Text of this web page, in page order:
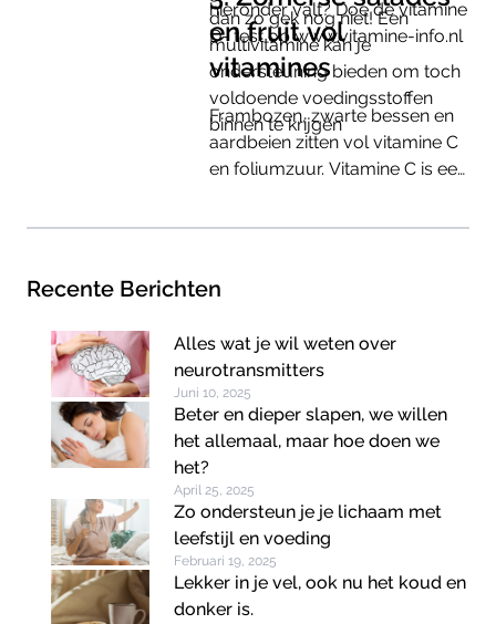
hieronder valt? Doe de vitamine
D- test op www.vitamine-info.nl
dan zo gek nog niet! Een
multivitamine kan je
ondersteuning bieden om toch
voldoende voedingsstoffen
binnen te krijgen
en fruit vol
vitamines
Frambozen, zwarte bessen en
aardbeien zitten vol vitamine C
en foliumzuur. Vitamine C is een
beschermt tegen ongewenste
een rol bij het
Recente Berichten
Alles wat je wil weten over
neurotransmitters
Juni 10, 2025
Beter en dieper slapen, we willen
het allemaal, maar hoe doen we
het?
April 25, 2025
Zo ondersteun je je lichaam met
leefstijl en voeding
Februari 19, 2025
Lekker in je vel, ook nu het koud en
donker is.